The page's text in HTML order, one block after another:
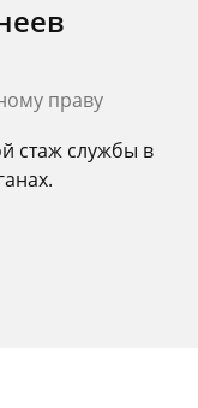
праву
стаж службы в